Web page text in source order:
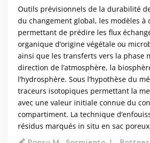
Outils prévisionnels de la durabilité
du changement global, les modèles à
permettant de prédire les flux
organique d’origine végétale ou
ainsi que les transferts vers la phase
direction de l’atmosphère, la
l’hydrosphère. Sous l’hypothèse du
traceurs isotopiques permettant la
avec une valeur initiale connue du
compartiment. La technique
résidus marqués in situ en sac